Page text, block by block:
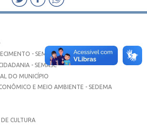
- SEMAA
- SEMASC
DO MUNICÍPIO
E MEIO AMBIENTE - SEDEMA
CULTURA